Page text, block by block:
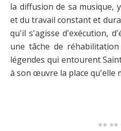
la diffusion de sa musique,
et du travail constant et
qu'il s'agisse d'exécution,
une tâche de
légendes qui entourent
à son œuvre la place qu'elle
** **